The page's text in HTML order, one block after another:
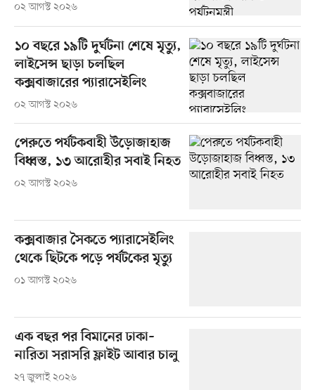
০২ আগস্ট ২০২৬
১০ বছরে ১৯টি দুর্ঘটনা শেষে মৃত্যু,
লাইসেন্স ছাড়া চলছিল
কক্সবাজারের প্যারাসেইলিং
০২ আগস্ট ২০২৬
পেরুতে পর্যটকবাহী উড়োজাহাজ
বিধ্বস্ত, ১৩ আরোহীর সবাই নিহত
০২ আগস্ট ২০২৬
কক্সবাজার সৈকতে প্যারাসেইলিং
থেকে ছিটকে পড়ে পর্যটকের মৃত্যু
০১ আগস্ট ২০২৬
এক বছর পর বিমানের ঢাকা–
নারিতা সরাসরি ফ্লাইট আবার চালু
২৭ জুলাই ২০২৬